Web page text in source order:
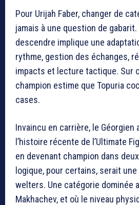
Pour Urijah Faber, changer de
jamais à une question de
descendre implique une
rythme, gestion des échanges,
impacts et lecture tactique. Sur
champion estime que Topuria
cases.
Invaincu en carrière, le Géorgien
l’histoire récente de l’Ultimate
en devenant champion dans
logique, pour certains, serait
welters. Une catégorie dominée
Makhachev, et où le niveau